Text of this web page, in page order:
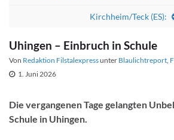
Kirchheim/Teck (ES):
Uhingen – Einbruch in Schule
Von Redaktion Filstalexpressunter Blaulichtreport,
1. Juni 2026
Die vergangenen Tage gelangten
Schule in Uhingen.